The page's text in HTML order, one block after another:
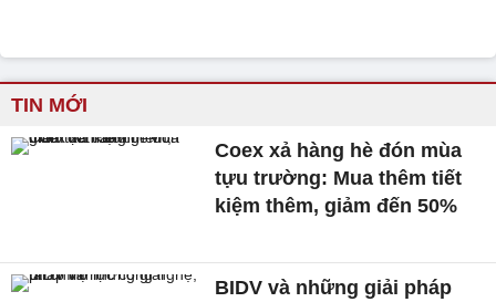
TIN MỚI
Coex xả hàng hè đón mùa
tựu trường: Mua thêm tiết
kiệm thêm, giảm đến 50%
BIDV và những giải pháp